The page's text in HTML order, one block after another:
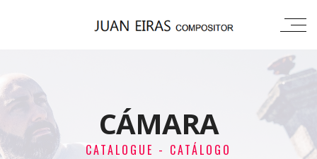
CÁMARA
CATALOGUE - CATÁLOGO